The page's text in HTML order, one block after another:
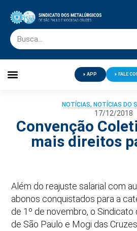
APP FALE
NOTÍCIAS, NOTÍCIAS DO
17/12/2018
Convenção
mais direitos
Além do reajuste salarial com
abonos conquistados para a
de 1º de novembro, o
de São Paulo e Mogi das